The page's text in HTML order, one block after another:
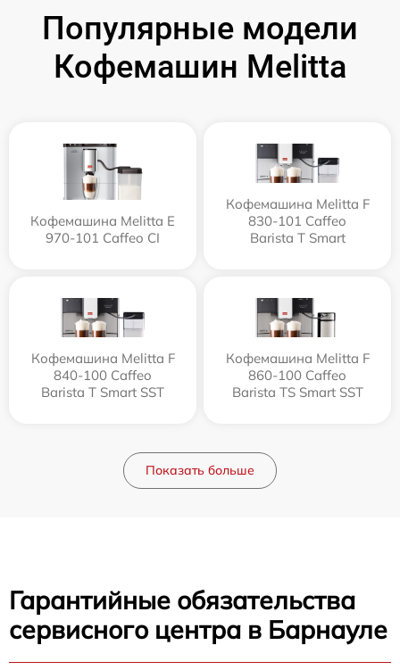
Популярные модели
Кофемашин Melitta
Кофемашина Melitta Е
970-101 Caffeo CI
Кофемашина Melitta F
830-101 Caffeo
Barista T Smart
Кофемашина Melitta F
840-100 Caffeo
Barista T Smart SST
Кофемашина Melitta F
860-100 Caffeo
Barista TS Smart SST
Показать больше
Гарантийные обязательства
сервисного центра в Барнауле